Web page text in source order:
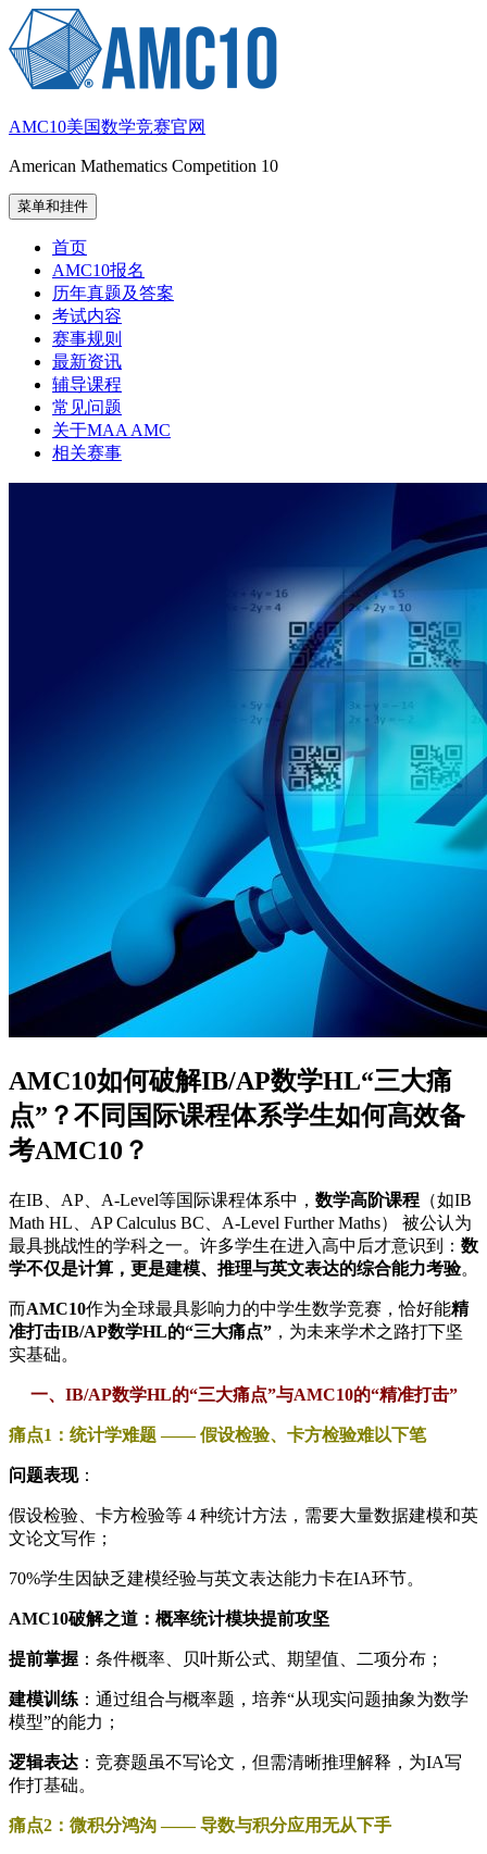
跳
至
内
AMC10美国数学竞赛官网
American Mathematics Competition 10
菜单和挂件
首页
AMC10报名
历年真题及答案
考试内容
赛事规则
最新资讯
辅导课程
常见问题
关于MAA AMC
相关赛事
AMC10如何破解IB/AP数学HL“三大痛
点”？不同国际课程体系学生如何高效备
考AMC10？
在IB、AP、A-Level等国际课程体系中， 数学高阶课程 （如IB
Math HL、AP Calculus BC、A-Level Further Maths） 被公认为
最具挑战性的学科之一。许多学生在进入高中后才意识到： 数
学不仅是计算，更是建模、推理与英文表达的综合能力考验。
而AMC10作为全球最具影响力的中学生数学竞赛，恰好能精
准打击IB/AP数学HL的“三大痛点” ，为未来学术之路打下坚
实基础。
一、IB/AP数学HL的“三大痛点”与AMC10的“精准打击”
痛点1：统计学难题 —— 假设检验、卡方检验难以下笔
问题表现：
假设检验、卡方检验等 4 种统计方法，需要大量数据建模和英
文论文写作；
70%学生因缺乏建模经验与英文表达能力卡在IA环节。
AMC10破解之道：概率统计模块提前攻坚
提前掌握 ：条件概率、贝叶斯公式、期望值、二项分布；
建模训练 ：通过组合与概率题，培养“从现实问题抽象为数学
模型”的能力；
逻辑表达 ：竞赛题虽不写论文，但需清晰推理解释，为IA写
作打基础。
痛点2：微积分鸿沟 —— 导数与积分应用无从下手